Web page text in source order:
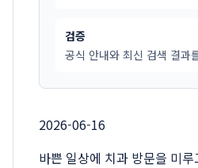
검증
공식 안내와 최신 검색 결과
2026-06-16
바쁜 일상에 치과 방문을 미